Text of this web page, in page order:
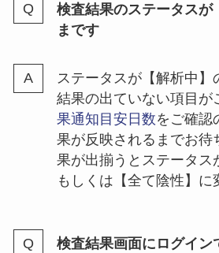
検査結果のステータスが
まです
ステータスが【解析中】
結果の出ていない項目が
果通知目安日数をご確認
果が反映されるまでお待
果が出揃うとステータス
もしくは【全て陰性】に
検査結果画面にログイン